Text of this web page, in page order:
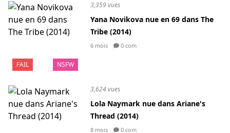
FAIL NSFW
3,359 vues
Yana Novikova nue en 69 dans The
Tribe (2014)
6 mois 0 com
3,624 vues
Lola Naymark nue dans Ariane's
Thread (2014)
8 mois 0 com